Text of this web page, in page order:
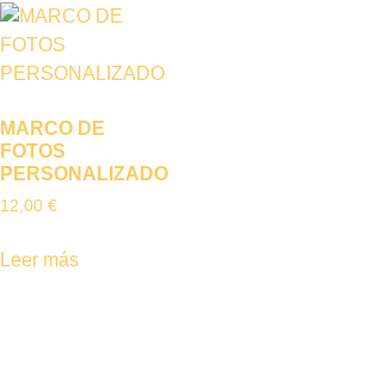
MARCO DE
FOTOS
PERSONALIZADO
12,00 €
Leer más